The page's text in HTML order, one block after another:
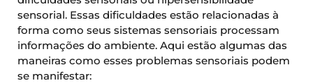
sensorial. Essas dificuldades estão relacionadas à
forma como seus sistemas sensoriais processam
informações do ambiente. Aqui estão algumas das
maneiras como esses problemas sensoriais podem
se manifestar: